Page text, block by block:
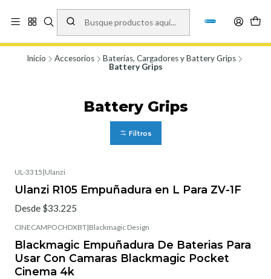
Vísita nuestro local en Los Agustinos 5478, Ñuñoa. Lunes a Viernes 9.30 a
19.00, Sábados 10:00 a 19:00 y Domingos de 10:00 a 17:00
Inicio Accesorios
Baterías, Cargadores y Battery Grips
Battery Grips
Battery Grips
Filtros
UL-3315 |Ulanzi
Ulanzi R105 Empuñadura en L Para ZV-1F
Desde $33.225
CINECAMPOCHDXBT|Blackmagic Design
Blackmagic Empuñadura De Baterias Para
Usar Con Camaras Blackmagic Pocket
Cinema 4k